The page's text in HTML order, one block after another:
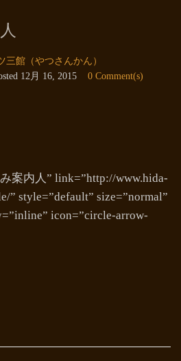
館（やつさんかん）
12月 16, 2015 0 Comment(s)
案内人” link=”http://www.hida-
” style=”default” size=”normal”
icon=”circle-arrow-